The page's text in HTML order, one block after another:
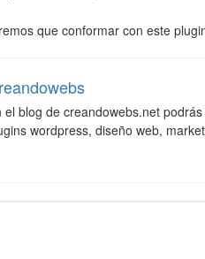
que conformar con este
el blog de creandowebs.net
wordpress, diseño web,